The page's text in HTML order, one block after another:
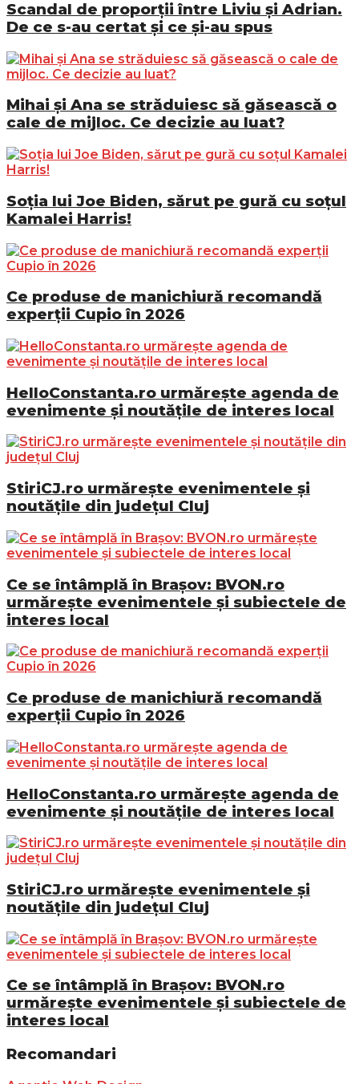
Scandal de proporții între Liviu și Adrian.
De ce s-au certat și ce și-au spus
Mihai și Ana se străduiesc să găsească o
cale de mijloc. Ce decizie au luat?
Soția lui Joe Biden, sărut pe gură cu soțul
Kamalei Harris!
Ce produse de manichiură recomandă
experții Cupio în 2026
HelloConstanta.ro urmărește agenda de
evenimente și noutățile de interes local
StiriCJ.ro urmărește evenimentele și
noutățile din județul Cluj
Ce se întâmplă în Brașov: BVON.ro
urmărește evenimentele și subiectele de
interes local
Ce produse de manichiură recomandă
experții Cupio în 2026
HelloConstanta.ro urmărește agenda de
evenimente și noutățile de interes local
StiriCJ.ro urmărește evenimentele și
noutățile din județul Cluj
Ce se întâmplă în Brașov: BVON.ro
urmărește evenimentele și subiectele de
interes local
Recomandari